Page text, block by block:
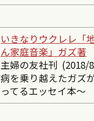
いきなりウクレレ「
ん家庭音楽」ガズ著
主婦の友社刊 (2018/
病を乗り越えたガズ
ってるエッセイ本〜